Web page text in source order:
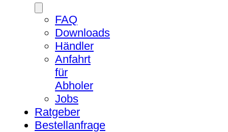
FAQ
Downloads
Händler
Anfahrt
für
Abholer
Jobs
Ratgeber
Bestellanfrage